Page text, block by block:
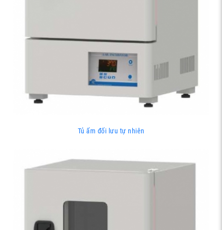
Tủ ấm đối lưu tự nhiên